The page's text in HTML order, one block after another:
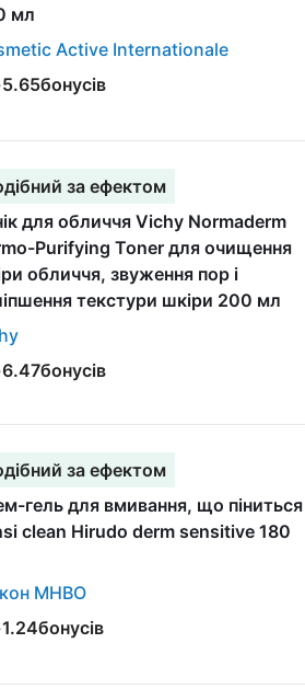
мл
Active Internationale
5.65бонусів
за ефектом
для обличчя Vichy Normaderm
Purifying Toner для очищення
обличчя, звуження пор і
текстури шкіри 200 мл
6.47бонусів
за ефектом
гель для вмивання, що піниться
clean Hirudo derm sensitive 180
МНВО
1.24бонусів